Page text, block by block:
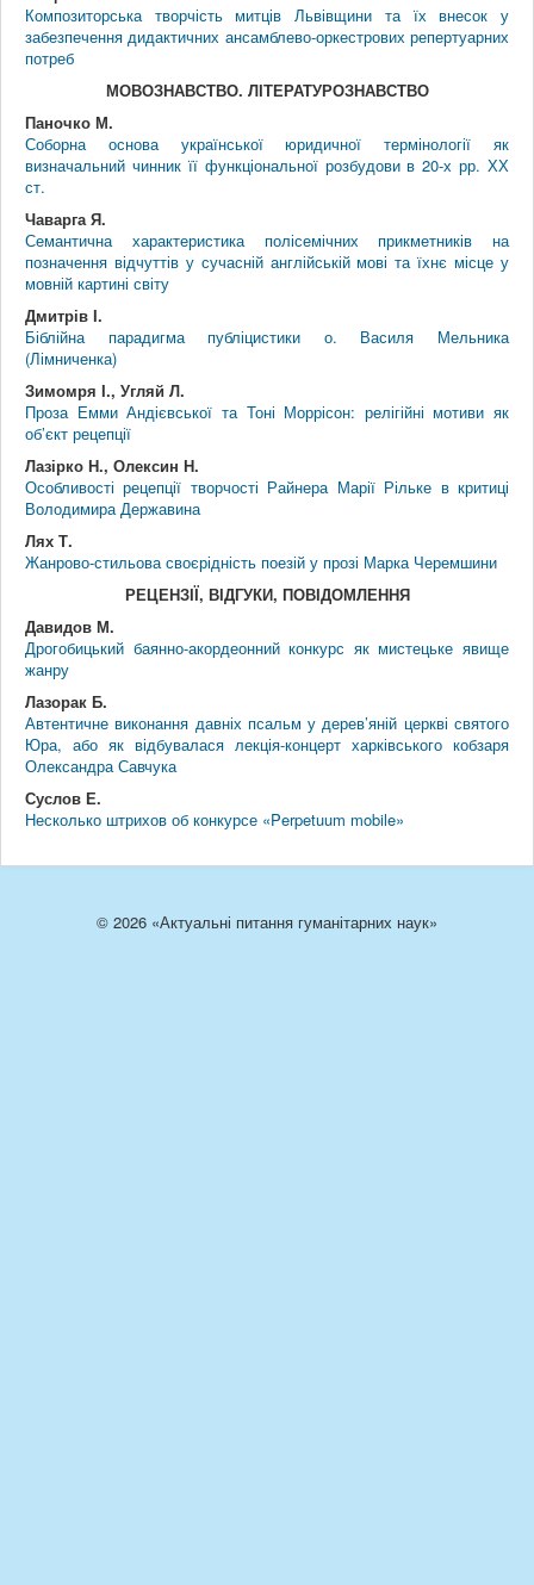
Композиторська творчість митців Львівщини та їх внесок у
забезпечення дидактичних ансамблево-оркестрових репертуарних
потреб
МОВОЗНАВСТВО. ЛІТЕРАТУРОЗНАВСТВО
Паночко М.
Соборна основа української юридичної термінології як
визначальний чинник її функціональної розбудови в 20-х рр. ХХ
ст.
Чаварга Я.
Семантична характеристика полісемічних прикметників на
позначення відчуттів у сучасній англійській мові та їхнє місце у
мовній картині світу
Дмитрів І.
Біблійна парадигма публіцистики о. Василя Мельника
(Лімниченка)
Зимомря І., Угляй Л.
Проза Емми Андієвської та Тоні Моррісон: релігійні мотиви як
об’єкт рецепції
Лазірко Н., Олексин Н.
Особливості рецепції творчості Райнера Марії Рільке в критиці
Володимира Державина
Лях Т.
Жанрово-стильова своєрідність поезій у прозі Марка Черемшини
РЕЦЕНЗІЇ, ВІДГУКИ, ПОВІДОМЛЕННЯ
Давидов М.
Дрогобицький баянно-акордеонний конкурс як мистецьке явище
жанру
Лазорак Б.
Автентичне виконання давніх псальм у дерев’яній церкві святого
Юра, або як відбувалася лекція-концерт харківського кобзаря
Олександра Савчука
Суслов Е.
Несколько штрихов об конкурсе «Perpetuum mobile»
© 2026 «Актуальні питання гуманітарних наук»